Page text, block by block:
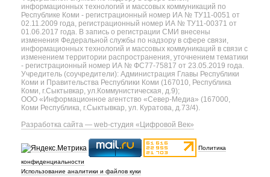
информационных технологий и массовых коммуникаций по
Республике Коми - регистрационный номер ИА № ТУ11-0051 от
02.11.2009 года, регистрационный номер ИА № ТУ11-00371 от
01.06.2017 года. В запись о регистрации СМИ внесены
изменения Федеральной службы по надзору в сфере связи,
информационных технологий и массовых коммуникаций в связи с
изменением территории распространения, уточнением тематики
- регистрационный номер ИА № ФС77-75817 от 23.05.2019 года.
Учредитель (соучредители): Администрация Главы Республики
Коми и Правительства Республики Коми (167010, Республика
Коми, г.Сыктывкар, ул.Коммунистическая, д.9);
ООО «Информационное агентство «Север-Медиа» (167000,
Коми Республика, г.Сыктывкар, ул. Куратова, д.73/4).
Разработка сайта — web-студия «Цифровой Век»
Политика
конфиденциальности
Использование аналитики и файлов куки